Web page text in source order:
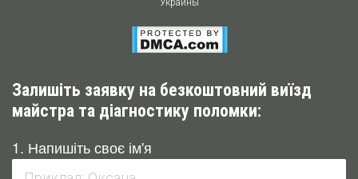
Украины
Залишіть заявку на безкоштовний виїзд
майстра та діагностику поломки:
1. Напишіть своє ім'я